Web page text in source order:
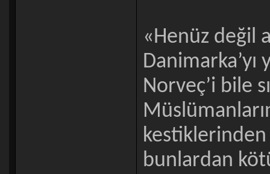
«Henüz değil
Danimarka’yı
Norveç’i bile
bunlardan